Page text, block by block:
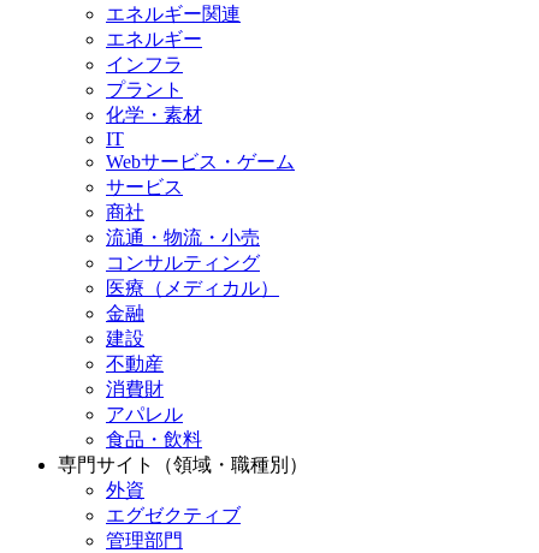
エネルギー関連
エネルギー
インフラ
プラント
化学・素材
IT
Webサービス・ゲーム
サービス
商社
流通・物流・小売
コンサルティング
医療（メディカル）
金融
建設
不動産
消費財
アパレル
食品・飲料
専門サイト（領域・職種別）
外資
エグゼクティブ
管理部門